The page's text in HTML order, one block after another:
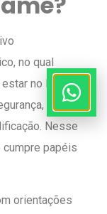
no qual
no lugar
a
Nesse
cumpre papéis
orientações